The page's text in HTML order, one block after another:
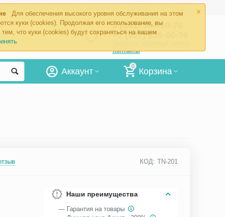
×
Для обеспечения высокого уровня обслуживания на этом
куки (cookies). Продолжая его использование, вы
что куки (cookies) будут сохраняться на вашем
8 (343) 344-60-76
+7 (967) 639-00-76
Контакты
0
Корзина
Аккаунт
КОД: TN-201
Наши преимущества
— Гарантия на товары